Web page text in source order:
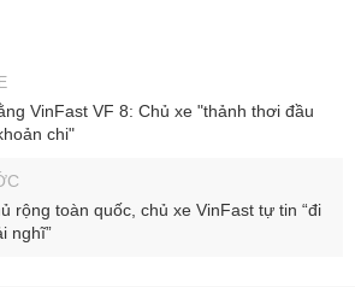
VinFast VF 8: Chủ xe "thảnh thơi đầu
chi"
rộng toàn quốc, chủ xe VinFast tự tin “đi
nghĩ”